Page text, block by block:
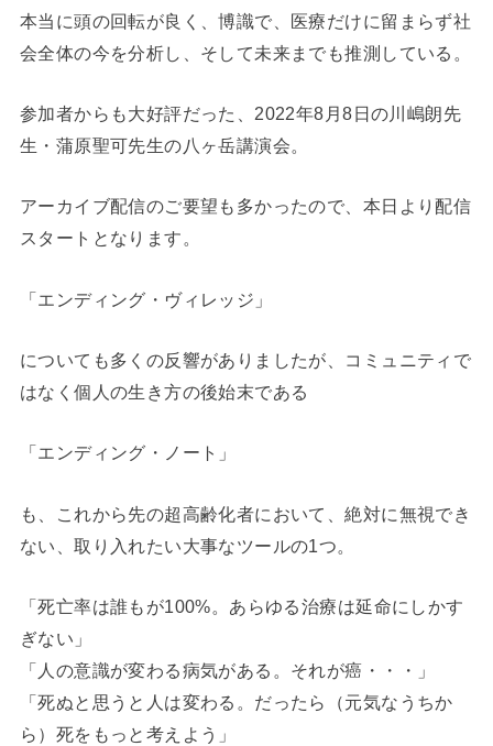
本当に頭の回転が良く、博識で、医療だけに留まらず社
会全体の今を分析し、そして未来までも推測している。
参加者からも大好評だった、2022年8月8日の川嶋朗先
生・蒲原聖可先生の八ヶ岳講演会。
アーカイブ配信のご要望も多かったので、本日より配信
スタートとなります。
「エンディング・ヴィレッジ」
についても多くの反響がありましたが、コミュニティで
はなく個人の生き方の後始末である
「エンディング・ノート」
も、これから先の超高齢化者において、絶対に無視でき
ない、取り入れたい大事なツールの1つ。
「死亡率は誰もが100%。あらゆる治療は延命にしかす
ぎない」
「人の意識が変わる病気がある。それが癌・・・」
「死ぬと思うと人は変わる。だったら（元気なうちか
ら）死をもっと考えよう」